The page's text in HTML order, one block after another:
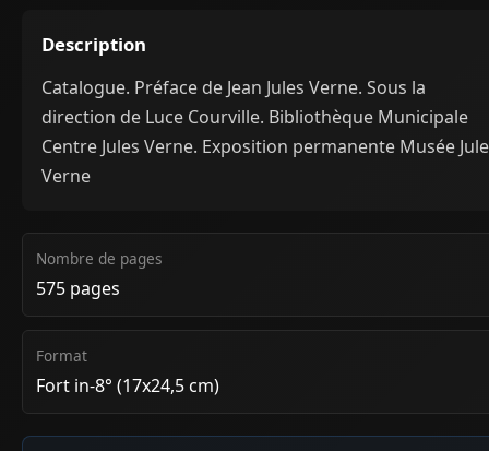
Description
Catalogue. Préface de Jean Jules Verne. Sous la
direction de Luce Courville. Bibliothèque Municipale
Centre Jules Verne. Exposition permanente Musée
Verne
Nombre de pages
575 pages
Format
Fort in-8° (17x24,5 cm)